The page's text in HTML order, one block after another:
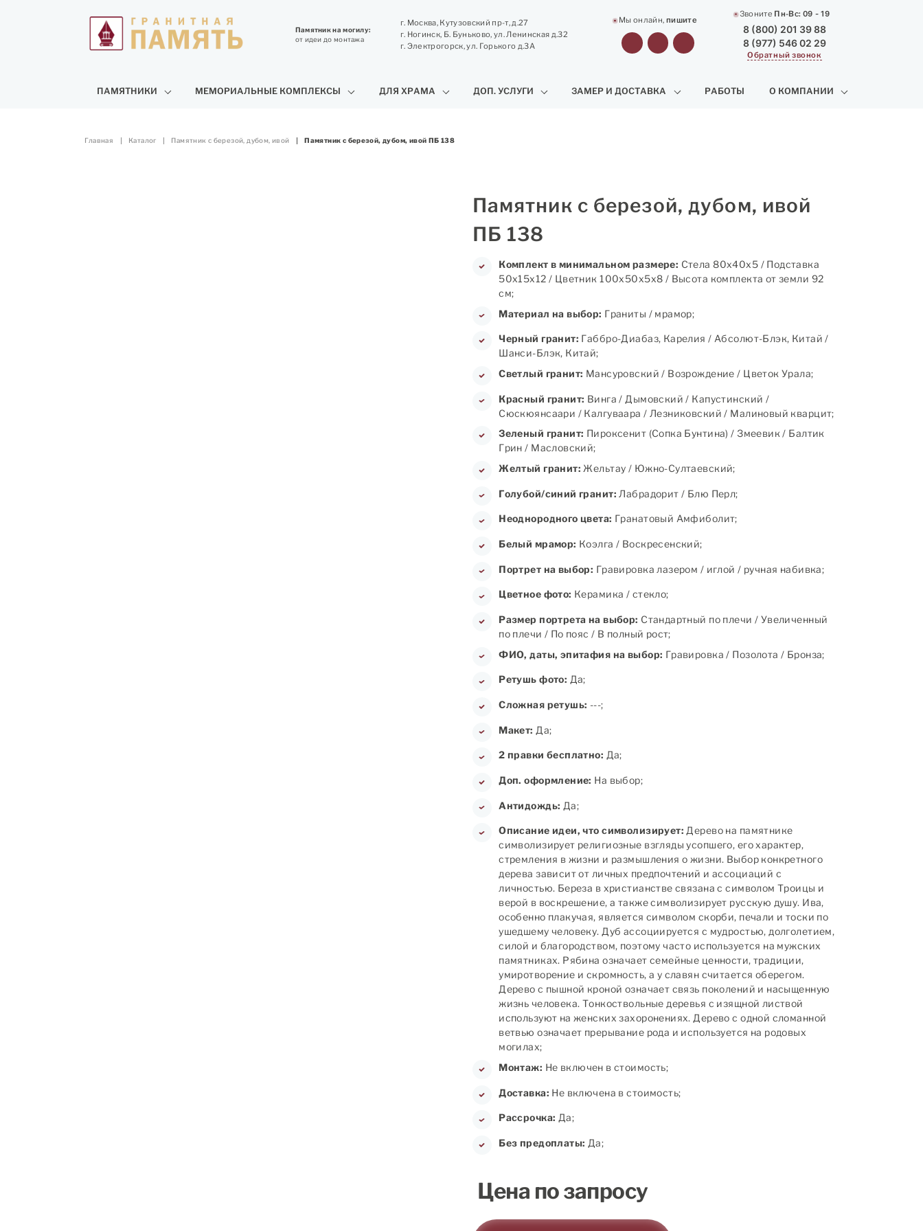
Памятник на могилу:
от идеи до монтажа
г. Москва, Кутузовский пр-т, д.27
г. Ногинск, Б. Буньково, ул. Ленинская д.32
г. Электрогорск, ул. Горького д.3А
Мы онлайн, пишите
Звоните Пн-Вс: 09 - 19
8 (800) 201 39 88
8 (977) 546 02 29
Обратный звонок
ПАМЯТНИКИ МЕМОРИАЛЬНЫЕ КОМПЛЕКСЫ ДЛЯ ХРАМА ДОП. УСЛУГИ ЗАМЕР И ДОСТАВКА РАБОТЫ О КОМПАНИИ
Главная Каталог Памятник с березой, дубом, ивой Памятник с березой, дубом, ивой ПБ 138
Памятник с березой, дубом, ивой
ПБ 138
Комплект в минимальном размере: Стела 80х40х5 / Подставка
50х15х12 / Цветник 100х50х5х8 / Высота комплекта от земли 92
см;
Материал на выбор: Граниты / мрамор;
Черный гранит: Габбро-Диабаз, Карелия / Абсолют-Блэк, Китай /
Шанси-Блэк, Китай;
Светлый гранит: Мансуровский / Возрождение / Цветок Урала;
Красный гранит: Винга / Дымовский / Капустинский /
Сюскюянсаари / Калгуваара / Лезниковский / Малиновый кварцит;
Зеленый гранит: Пироксенит (Сопка Бунтина) / Змеевик / Балтик
Грин / Масловский;
Желтый гранит: Жельтау / Южно-Султаевский;
Голубой/синий гранит: Лабрадорит / Блю Перл;
Неоднородного цвета: Гранатовый Амфиболит;
Белый мрамор: Коэлга / Воскресенский;
Портрет на выбор: Гравировка лазером / иглой / ручная набивка;
Цветное фото: Керамика / стекло;
Размер портрета на выбор: Стандартный по плечи / Увеличенный
по плечи / По пояс / В полный рост;
ФИО, даты, эпитафия на выбор: Гравировка / Позолота / Бронза;
Ретушь фото: Да;
Сложная ретушь: ---;
Макет: Да;
2 правки бесплатно: Да;
Доп. оформление: На выбор;
Антидождь: Да;
Описание идеи, что символизирует: Дерево на памятнике
символизирует религиозные взгляды усопшего, его характер,
стремления в жизни и размышления о жизни. Выбор конкретного
дерева зависит от личных предпочтений и ассоциаций с
личностью. Береза в христианстве связана с символом Троицы и
верой в воскрешение, а также символизирует русскую душу. Ива,
особенно плакучая, является символом скорби, печали и тоски по
ушедшему человеку. Дуб ассоциируется с мудростью, долголетием,
силой и благородством, поэтому часто используется на мужских
памятниках. Рябина означает семейные ценности, традиции,
умиротворение и скромность, а у славян считается оберегом.
Дерево с пышной кроной означает связь поколений и насыщенную
жизнь человека. Тонкоствольные деревья с изящной листвой
используют на женских захоронениях. Дерево с одной сломанной
ветвью означает прерывание рода и используется на родовых
могилах;
Монтаж: Не включен в стоимость;
Доставка: Не включена в стоимость;
Рассрочка: Да;
Без предоплаты: Да;
Цена по запросу